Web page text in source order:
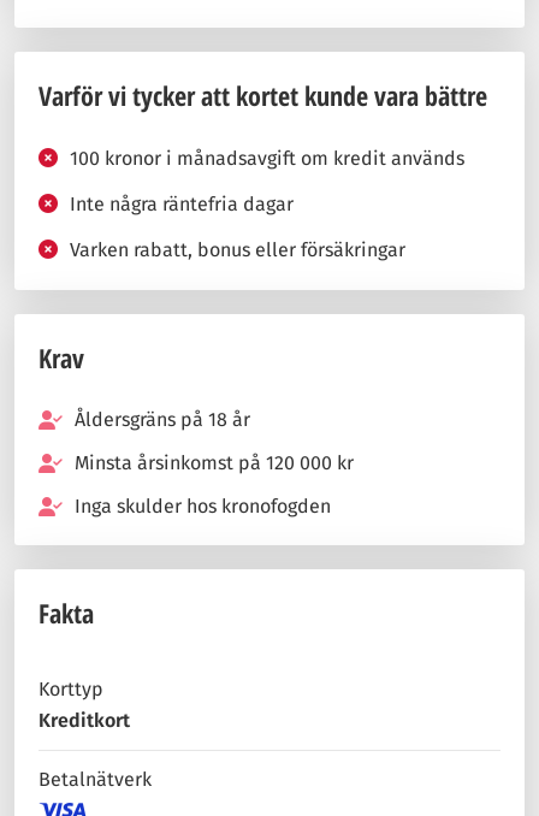
Varför vi tycker att kortet kunde vara bättre
100 kronor i månadsavgift om kredit används
Inte några räntefria dagar
Varken rabatt, bonus eller försäkringar
Krav
Åldersgräns på 18 år
Minsta årsinkomst på 120 000 kr
Inga skulder hos kronofogden
Fakta
Korttyp
Kreditkort
Betalnätverk